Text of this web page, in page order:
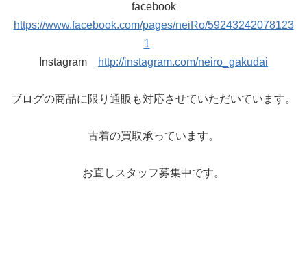
facebook
https://www.facebook.com/pages/neiRo/59243242078123
1
Instagram
http://instagram.com/neiro_gakudai
ブログの商品に限り通販も対応させていただいています。
古着の買取承っています。
お直しスタッフ募集中です。